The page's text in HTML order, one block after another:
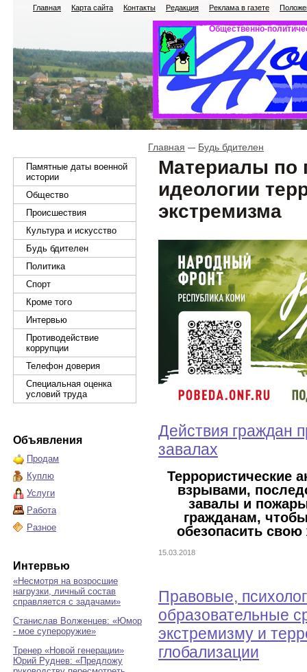
Главная Карта сайта Контакты Редакция Реклама в газете
Общественно-
Памятные даты военной
истории
Общество
Происшествия
Культура и искусство
Будь бдителен
Политика
Спорт
Кроме того
Интервью
Противодействие
коррупции
Телефон доверия
Специальная оценка
условий труда
Объявления
Продам
Куплю
Услуги
Работа
Разное
Интервью
«Несмотря на возросшие
нагрузки, личный состав
справляется с задачами»
Станислав Волженцев: «Юмор
- мое супероружие»
Тренер «Новой генерации»
Юрий Руднев: «Предложу
Главная Будь бдителен
Материалы по
идеологии
экстремизма
Действия граждан
завалах
Террористические
взрывами,
завалы и
гражданам,
обезопасить свою
15.03.2018
Правовые,
образовательные
экстремизму и
глобализации